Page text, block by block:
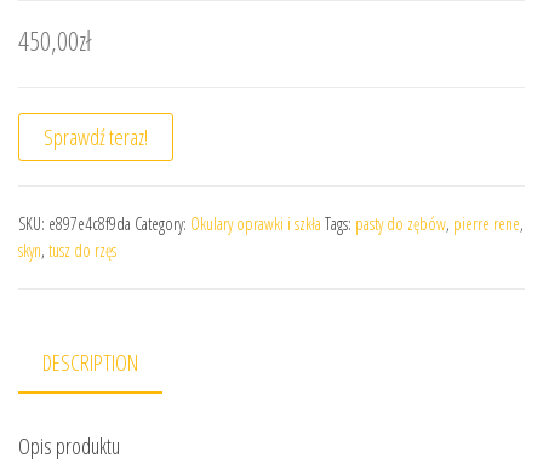
450,00zł
Sprawdź teraz!
SKU: e897e4c8f9da Category: Okulary oprawki i szkła Tags: pasty do zębów, pierre rene,
skyn, tusz do rzęs
DESCRIPTION
Opis produktu